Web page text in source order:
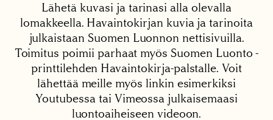
Lähetä kuvasi ja tarinasi alla olevalla
lomakkeella. Havaintokirjan kuvia ja tarinoita
julkaistaan Suomen Luonnon nettisivuilla.
Toimitus poimii parhaat myös Suomen Luonto -
printtilehden Havaintokirja-palstalle. Voit
lähettää meille myös linkin esimerkiksi
Youtubessa tai Vimeossa julkaisemaasi
luontoaiheiseen videoon.